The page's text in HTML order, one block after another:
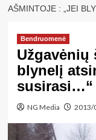
AŠMINTOJE : „JEI
Bendruomenė
Užgavėnių
blynelį
susirasi…“
NG Media 2013/